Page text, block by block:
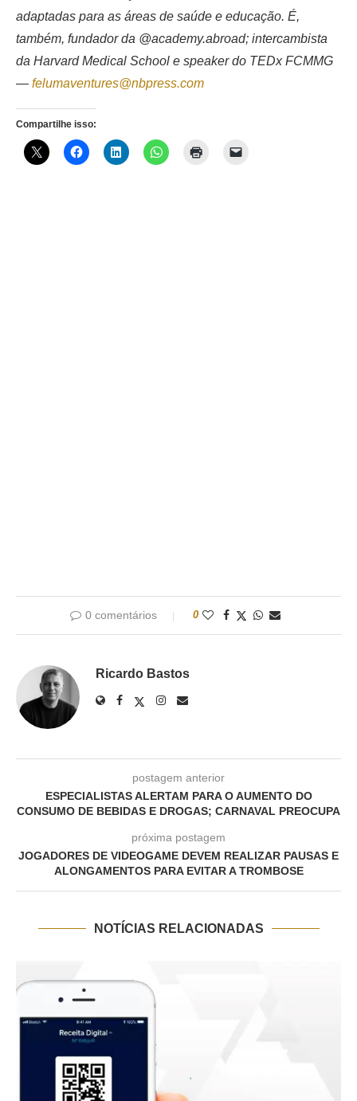
adaptadas para as áreas de saúde e educação. É,
também, fundador da @academy.abroad; intercambista
da Harvard Medical School e speaker do TEDx FCMMG
— felumaventures@nbpress.com
Compartilhe isso:
0 comentários 0
Ricardo Bastos
postagem anterior
ESPECIALISTAS ALERTAM PARA O AUMENTO DO
CONSUMO DE BEBIDAS E DROGAS; CARNAVAL PREOCUPA
próxima postagem
JOGADORES DE VIDEOGAME DEVEM REALIZAR PAUSAS E
ALONGAMENTOS PARA EVITAR A TROMBOSE
NOTÍCIAS RELACIONADAS